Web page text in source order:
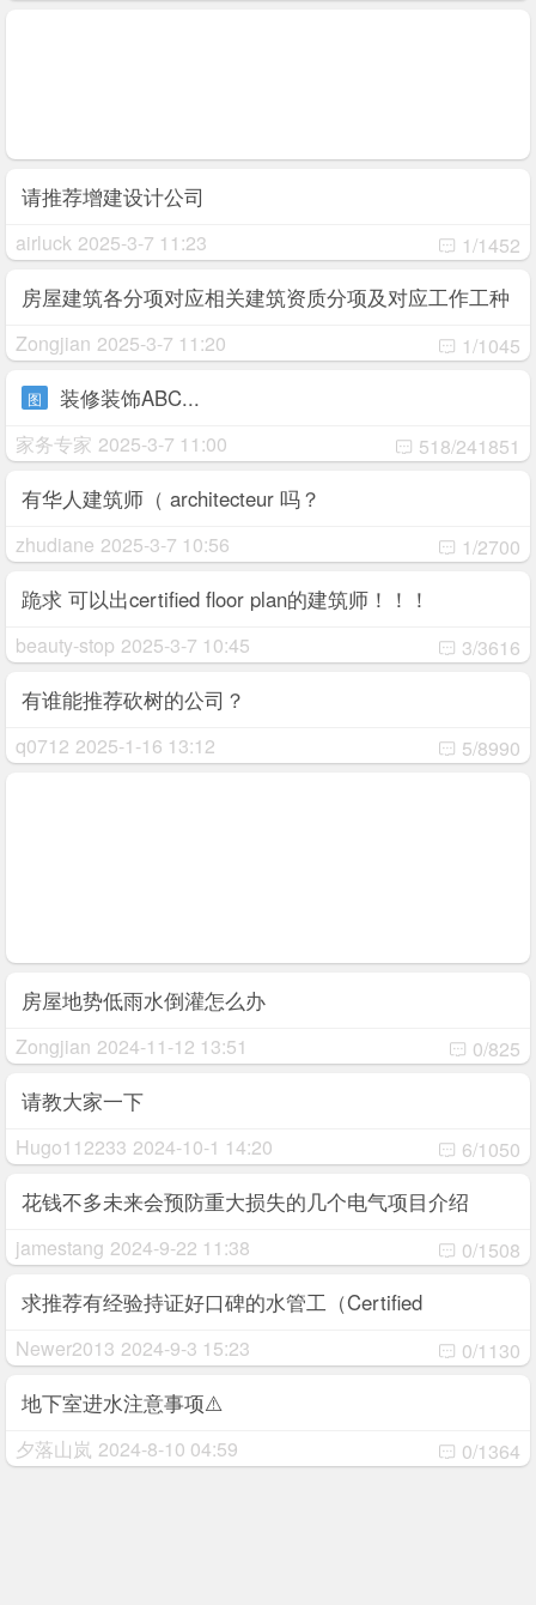
请推荐增建设计公司
airluck 2025-3-7 11:23 1/1452
房屋建筑各分项对应相关建筑资质分项及对应工作工种
Zongjian 2025-3-7 11:20 1/1045
图装修装饰ABC...
家务专家 2025-3-7 11:00 518/241851
有华人建筑师（ architecteur 吗？
zhudiane 2025-3-7 10:56 1/2700
跪求 可以出certified floor plan的建筑师！！！
beauty-stop 2025-3-7 10:45 3/3616
有谁能推荐砍树的公司？
q0712 2025-1-16 13:12 5/8990
房屋地势低雨水倒灌怎么办
Zongjian 2024-11-12 13:51 0/825
请教大家一下
Hugo112233 2024-10-1 14:20 6/1050
花钱不多未来会预防重大损失的几个电气项目介绍
jamestang 2024-9-22 11:38 0/1508
求推荐有经验持证好口碑的水管工（Certified
Newer2013 2024-9-3 15:23 0/1130
地下室进水注意事项⚠️
夕落山岚 2024-8-10 04:59 0/1364